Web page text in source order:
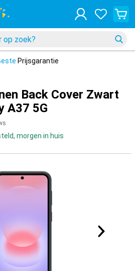
Prijsgarantie
Back Cover Zwart
A37 5G
morgen in huis